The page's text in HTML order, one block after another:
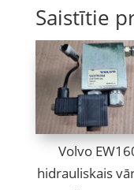
Saistītie
Volvo
hidrauliskais